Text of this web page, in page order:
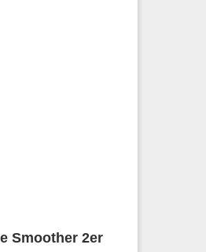
Smoother 2er